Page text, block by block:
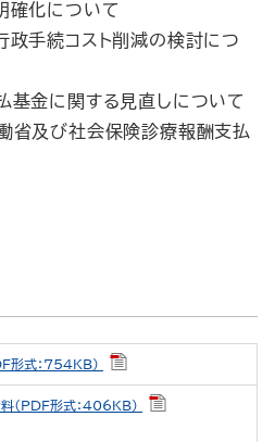
確化について
政手続コスト削減の検討につ
基金に関する見直しについて
省及び社会保険診療報酬支払
形式：754KB）
（PDF形式：406KB）